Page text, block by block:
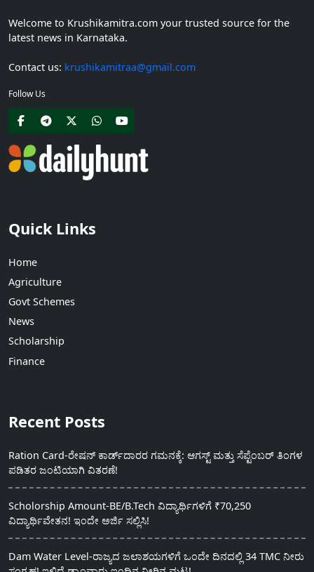
Welcome to Krushikamitra.com your trusted source for the
latest news in Karnataka.
Contact us: krushikamitraa@gmail.com
Follow Us
Quick Links
Home
Agriculture
Govt Schemes
News
Scholarship
Finance
Recent Posts
Ration Card-ರೇಷನ್ ಕಾರ್ಡ್‍ದಾರರ ಗಮನಕ್ಕೆ: ಆಗಸ್ಟ್ ಮತ್ತು ಸೆಪ್ಟೆಂಬರ್ ತಿಂಗಳ
ಪಡಿತರ ಜಂಟಿಯಾಗಿ ವಿತರಣೆ!
Scholorship Amount-BE/B.Tech ವಿದ್ಯಾರ್ಥಿಗಳಿಗೆ ₹70,250
ವಿದ್ಯಾರ್ಥಿವೇತನ! ಇಂದೇ ಅರ್ಜಿ ಸಲ್ಲಿಸಿ!
Dam Water Level-ರಾಜ್ಯದ ಜಲಾಶಯಗಳಿಗೆ ಒಂದೇ ದಿನದಲ್ಲಿ 34 TMC ನೀರು